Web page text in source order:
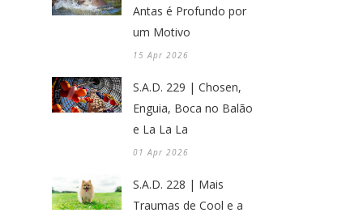
Antas é Profundo por
um Motivo
15 Apr 2026
S.A.D. 229 | Chosen,
Enguia, Boca no Balão
e La La La
01 Apr 2026
S.A.D. 228 | Mais
Traumas de Cool e a